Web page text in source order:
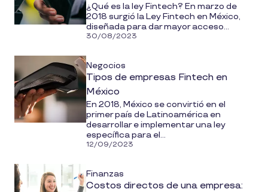
¿Qué es la ley Fintech? En marzo de
2018 surgió la Ley Fintech en México,
diseñada para dar mayor acceso...
30/08/2023
Negocios
Tipos de empresas Fintech en
México
En 2018, México se convirtió en el
primer país de Latinoamérica en
desarrollar e implementar una ley
específica para el...
12/09/2023
Finanzas
Costos directos de una empresa: